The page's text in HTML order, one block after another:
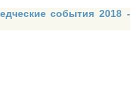
события 2018 -